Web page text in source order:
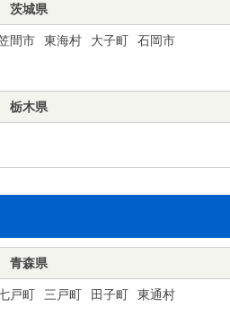
茨城県
間市 東海村 大子町
石岡市
栃木県
青森県
戸町 三戸町 田子町 東通村